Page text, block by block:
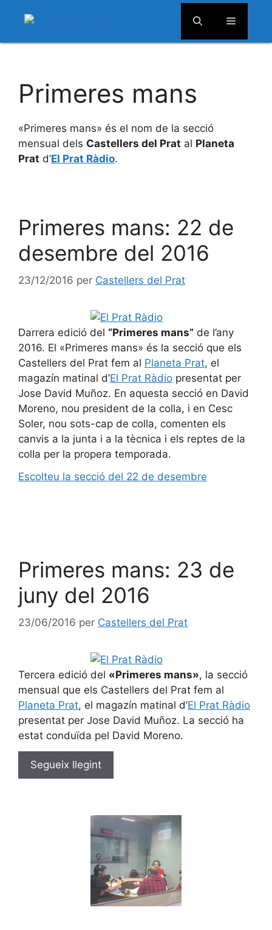
contingut
Menú
Primeres mans
«Primeres mans» és el nom de la secció
mensual dels Castellers del Prat al Planeta
Prat d’El Prat Ràdio.
Primeres mans: 22 de
desembre del 2016
23/12/2016 per Castellers del Prat
Darrera edició del “Primeres mans” de l’any
2016. El «Primeres mans» és la secció que els
Castellers del Prat fem al Planeta Prat, el
magazín matinal d’El Prat Ràdio presentat per
Jose David Muñoz. En aquesta secció en David
Moreno, nou president de la colla, i en Cesc
Soler, nou sots-cap de colla, comenten els
canvis a la junta i a la tècnica i els reptes de la
colla per la propera temporada.
Escolteu la secció del 22 de desembre
Primeres mans: 23 de
juny del 2016
23/06/2016 per Castellers del Prat
Tercera edició del «Primeres mans», la secció
mensual que els Castellers del Prat fem al
Planeta Prat, el magazín matinal d’El Prat Ràdio
presentat per Jose David Muñoz. La secció ha
estat conduïda pel David Moreno.
Segueix llegint